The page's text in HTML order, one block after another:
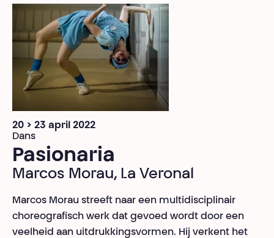
20 > 23 april 2022
Dans
Pasionaria
Marcos Morau, La Veronal
Marcos Morau streeft naar een multidisciplinair
choreografisch werk dat gevoed wordt door een
veelheid aan uitdrukkingsvormen. Hij verkent het